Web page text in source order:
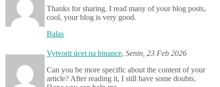
Thanks for sharing. I read many of your blog posts,
cool, your blog is very good.
Balas
Vytvorit úcet na binance, Senin, 23 Feb 2026
Can you be more specific about the content of your
article? After reading it, I still have some doubts.